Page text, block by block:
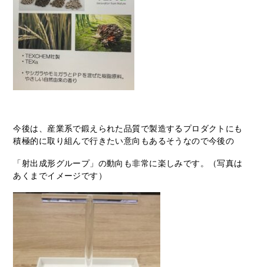
今後は、産業系で鍛えられた品質で製造するプロダクトにも
積極的に取り組んで行きたい意向もあるそうなので今後の
「射出成形グループ」の動向も非常に楽しみです。（写真は
あくまでイメージです）